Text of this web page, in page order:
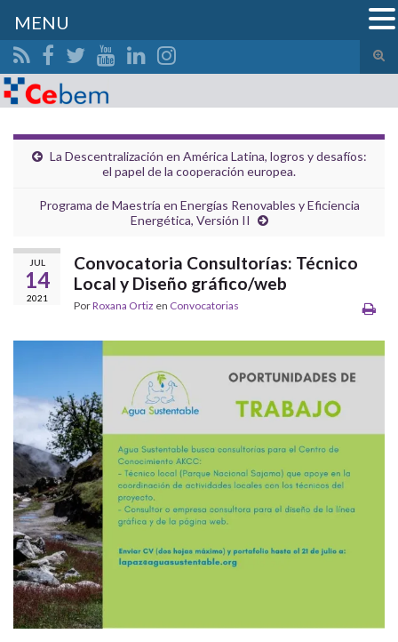
el
Search for:
La Descentralización en América Latina, logros y desafíos:
el papel de la cooperación europea.
Programa de Maestría en Energías Renovables y Eficiencia
Energética, Versión II
JUL
14
2021
Convocatoria Consultorías: Técnico
Local y Diseño gráfico/web
PorRoxana Ortiz en Convocatorias
MENU